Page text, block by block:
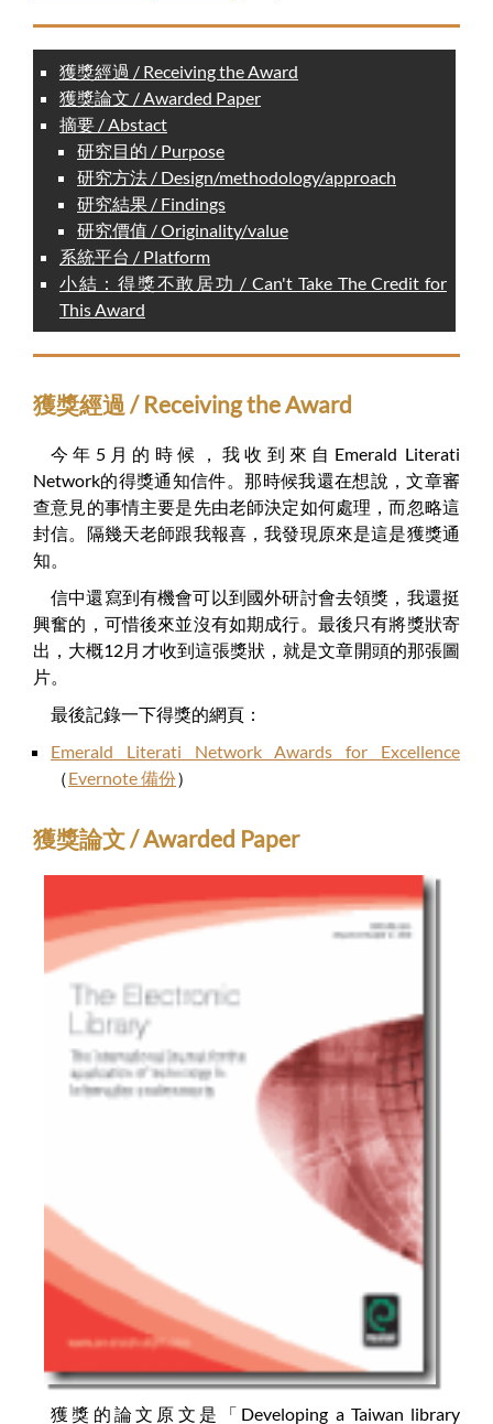
獲獎經過 / Receiving the Award
獲獎論文 / Awarded Paper
摘要 / Abstact
研究目的 / Purpose
研究方法 / Design/methodology/approach
研究結果 / Findings
研究價值 / Originality/value
系統平台 / Platform
小結：得獎不敢居功 / Can't Take The Credit for
This Award
獲獎經過 / Receiving the Award
今年5月的時候，我收到來自Emerald Literati
Network的得獎通知信件。那時候我還在想說，文章審
查意見的事情主要是先由老師決定如何處理，而忽略這
封信。隔幾天老師跟我報喜，我發現原來是這是獲獎通
知。
信中還寫到有機會可以到國外研討會去領獎，我還挺
興奮的，可惜後來並沒有如期成行。最後只有將獎狀寄
出，大概12月才收到這張獎狀，就是文章開頭的那張圖
片。
最後記錄一下得獎的網頁：
Emerald Literati Network Awards for Excellence
（Evernote 備份）
獲獎論文 / Awarded Paper
獲獎的論文原文是「Developing a Taiwan library